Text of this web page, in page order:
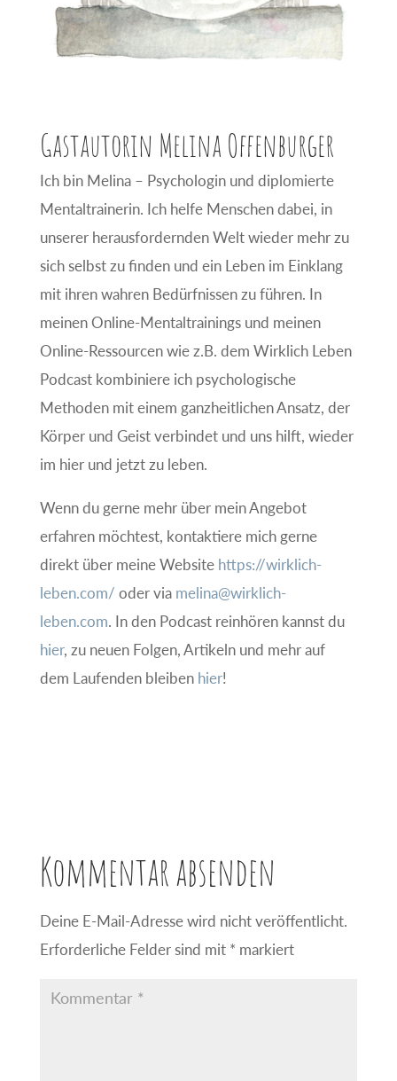
Gastautorin Melina Offenburger
Ich bin Melina – Psychologin und diplomierte
Mentaltrainerin. Ich helfe Menschen dabei, in
unserer herausfordernden Welt wieder mehr zu
sich selbst zu finden und ein Leben im Einklang
mit ihren wahren Bedürfnissen zu führen. In
meinen Online-Mentaltrainings und meinen
Online-Ressourcen wie z.B. dem Wirklich Leben
Podcast kombiniere ich psychologische
Methoden mit einem ganzheitlichen Ansatz, der
Körper und Geist verbindet und uns hilft, wieder
im hier und jetzt zu leben.
Wenn du gerne mehr über mein Angebot
erfahren möchtest, kontaktiere mich gerne
direkt über meine Website https://wirklich-
leben.com/ oder via melina@wirklich-
leben.com. In den Podcast reinhören kannst du
hier, zu neuen Folgen, Artikeln und mehr auf
dem Laufenden bleiben hier!
Kommentar absenden
Deine E-Mail-Adresse wird nicht veröffentlicht.
Erforderliche Felder sind mit * markiert